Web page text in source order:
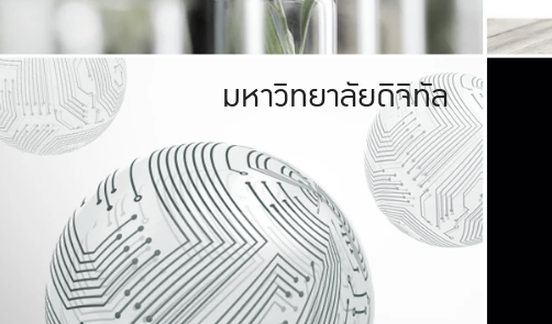
มหาวิทยาลัยรับผิดชอบต่อสังคม
ร่วมมือกับชุมชน เพื่อความกินดีอยู่ดี
และความสุขอย่างยั่งยืน
มองปัญหาในภาพกว้าง
แก้ไขจากปัญหาจุดเล็กๆ
มหาวิทยาลัยดิจิทัล